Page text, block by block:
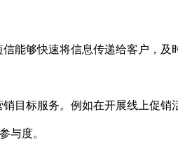
能够快速将信息传递给客户，及
目标服务。例如在开展线上促
与度。